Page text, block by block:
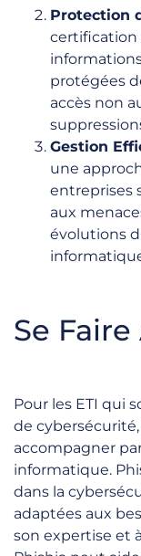
Protection
certification
protégées
accès non
Gestion
une
entreprises
aux
évolutions
Se
Pour les ETI qui
de
accompagner
informatique.
dans la
adaptées aux
son expertise et